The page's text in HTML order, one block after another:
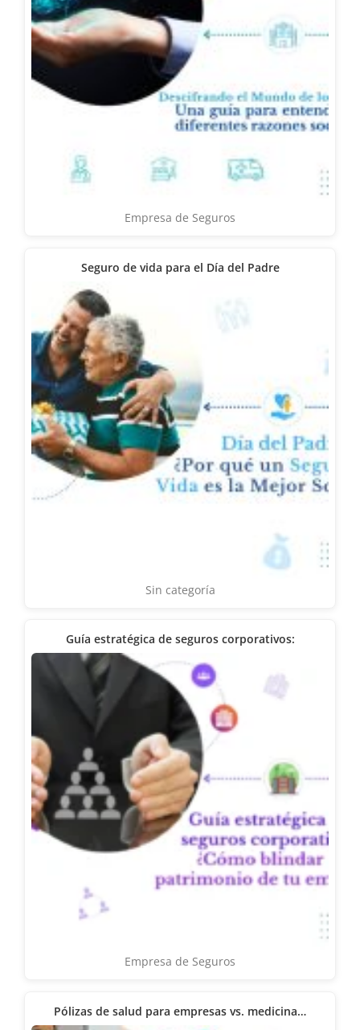
Empresa de Seguros
Seguro de vida para el Día del Padre
Sin categoría
Guía estratégica de seguros corporativos:
Empresa de Seguros
Pólizas de salud para empresas vs. medicina…